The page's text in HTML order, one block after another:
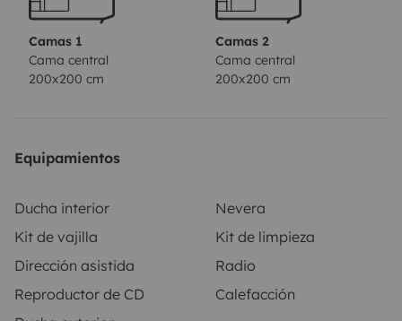
Camas 1
Cama central
200x200 cm
Camas 2
Cama central
200x200 cm
Equipamientos
Ducha interior
Nevera
Kit de vajilla
Kit de limpieza
Dirección asistida
Radio
Reproductor de CD
Calefacción